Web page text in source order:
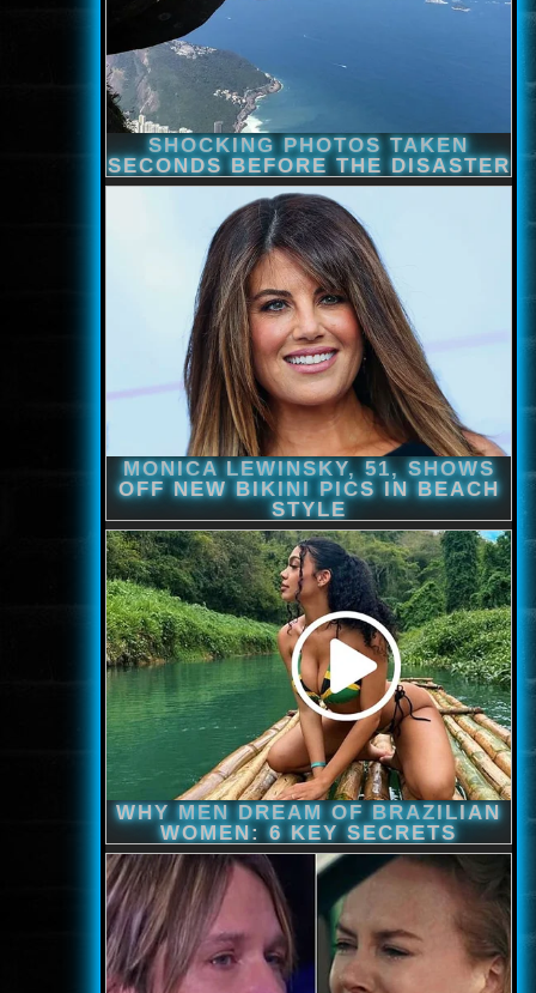
www.onlinefilmvilag2.eu,Copyright © 2017-2026 Az oldal nem tárol
semmilyen jogsértő tartalmat. Minden adat külső forrásból származik |
Frissítve: 2026.07.27
Fel ↑